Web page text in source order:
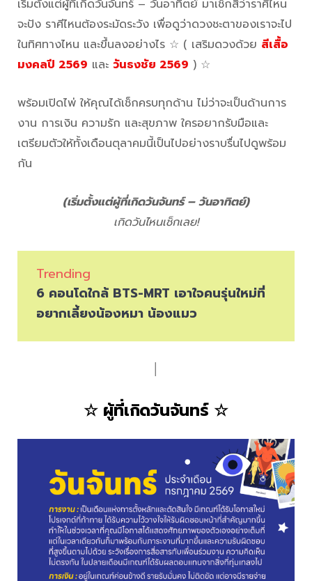
เริ่มตั้งแต่ผู้ที่เกิดวันจันทร์ – วันอาทิตย์ มาเช็กสิว่าราศีไหน
จะปัง ราศีไหนต้องระมัดระวัง เพื่อดูว่าดวงชะตาของเราจะไป
ในทิศทางไหน และขึ้นลงอย่างไร ☆ ( เสริมดวงด้วย สีเสื้อ
มงคลปี 2569 และ วันธงชัย 2569 ) ☆
พร้อมเปิดไพ่ ให้คุณได้เช็กครบทุกด้าน ไม่ว่าจะเป็นด้านการ
งาน การเงิน ความรัก และสุขภาพ ใครอยากรับมือและ
เตรียมตัวให้ทั้งเดือนตุลาคมนี้เป็นไปอย่างราบรื่นไปดูพร้อม
กัน
(เริ่มตั้งแต่ผู้ที่เกิดวันจันทร์ – วันอาทิตย์)
เกิดวันไหนเช็กเลย!
Trending
6 คอนโดใกล้ BTS-MRT เอาใจคนรุ่นใหม่ที่
อยากเลี้ยงน้องหมา น้องแมว
☆ ผู้ที่เกิดวันจันทร์ ☆